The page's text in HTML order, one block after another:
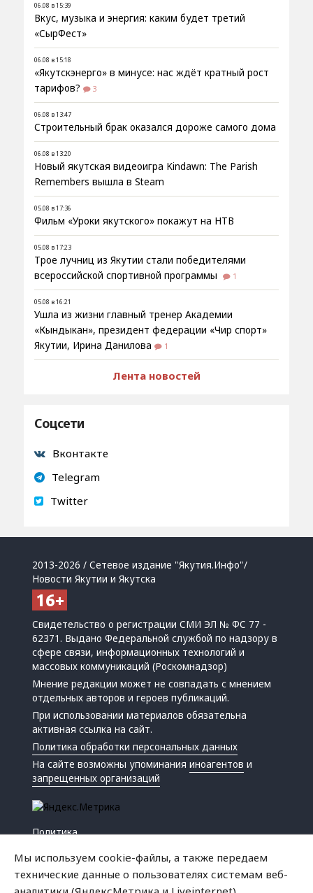
06.08 в 15:39
Вкус, музыка и энергия: каким будет третий
«СырФест»
06.08 в 15:18
«Якутскэнерго» в минусе: нас ждёт кратный рост
тарифов?
3
06.08 в 13:47
Строительный брак оказался дороже самого дома
06.08 в 13:20
Новый якутская видеоигра Kindawn: The Parish
Remembers вышла в Steam
05.08 в 17:36
Фильм «Уроки якутского» покажут на НТВ
05.08 в 17:23
Трое лучниц из Якутии стали победителями
всероссийской спортивной программы
1
05.08 в 16:21
Ушла из жизни главный тренер Академии
«Кындыкан», президент федерации «Чир спорт»
Якутии, Ирина Данилова
1
Лента новостей
Соцсети
Вконтакте
Telegram
Twitter
2013-2026 / Сетевое издание "Якутия.Инфо"/
Новости Якутии и Якутска
Свидетельство о регистрации СМИ ЭЛ № ФС 77 -
62371. Выдано Федеральной службой по надзору в
сфере связи, информационных технологий и
массовых коммуникаций (Роскомнадзор)
Мнение редакции может не совпадать с мнением
отдельных авторов и героев публикаций.
При использовании материалов обязательна
активная ссылка на сайт.
Политика обработки персональных данных
На сайте возможны упоминанияиноагентов и
запрещенных организаций
Политика
Мы используем cookie-файлы, а также передаем
технические данные о пользователях системам веб-